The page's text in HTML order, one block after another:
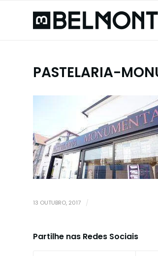
PASTELARIA-
13 OUTUBRO, 2017 /
Partilhe nas Redes Sociais